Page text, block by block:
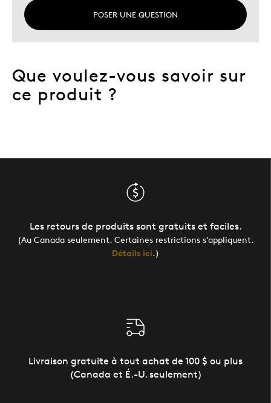
POSER UNE QUESTION
Que voulez-vous savoir sur
ce produit ?
Les retours de produits sont gratuits et faciles.
(Au Canada seulement. Certaines restrictions s’appliquent.
Détails ici.)
Livraison gratuite à tout achat de 100 $ ou plus
(Canada et É.-U. seulement)